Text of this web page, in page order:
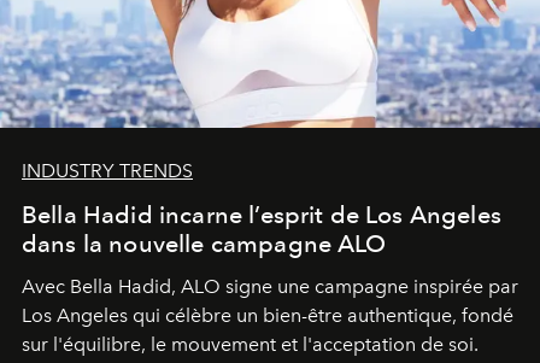
INDUSTRY TRENDS
Bella Hadid incarne l’esprit de Los Angeles
dans la nouvelle campagne ALO
Avec Bella Hadid, ALO signe une campagne inspirée par
Los Angeles qui célèbre un bien-être authentique, fondé
sur l'équilibre, le mouvement et l'acceptation de soi.